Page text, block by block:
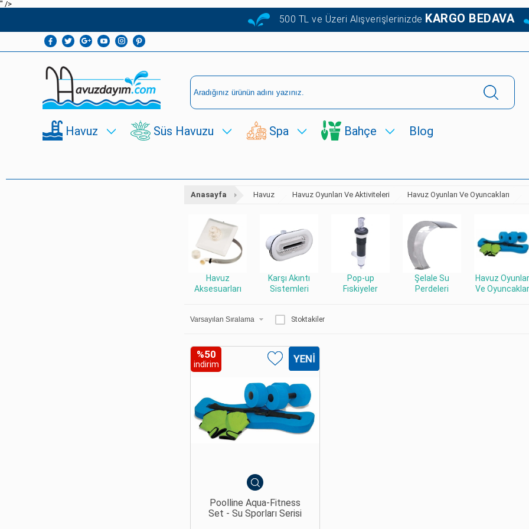
" />
500 TL ve Üzeri Alışverişlerinizde KARGO BEDAVA
Havuz Süs Havuzu Spa Bahçe Blog
Anasayfa Havuz Havuz Oyunları Ve Aktiviteleri Havuz Oyunları Ve Oyuncakları
Havuz
Aksesuarları
Karşı Akıntı
Sistemleri
Pop-up
Fıskiyeler
Şelale Su
Perdeleri
Havuz
Ve
Stoktakiler
%50
indirim
Poolline Aqua-Fitness
Set - Su Sporları Serisi